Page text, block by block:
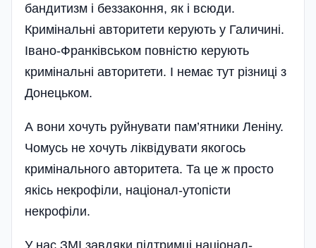
бандитизм і беззаконня, як і всюди.
Кримінальні авторитети керують у Галичині.
Івано-Франківськом повністю керують
кримінальні авторитети. І немає тут різниці з
Донецьком.
А вони хочуть руйнувати пам’ятники Леніну.
Чомусь не хочуть ліквідувати якогось
кримінального авторитета. Та це ж просто
якісь некрофіли, націонал-утопісти
некрофіли.